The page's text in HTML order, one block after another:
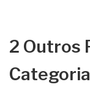
2 Outros